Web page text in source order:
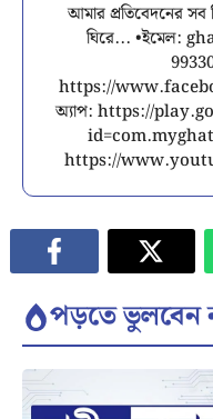
আমার প্রতিবেদনের
ঘিরে... •ইমেল:
https://
অ্যাপ: https://
https://
পড়তে ভুলবেন